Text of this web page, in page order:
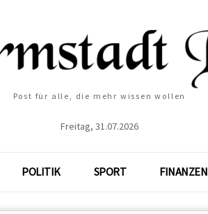
Post für alle, die mehr wissen wollen
Freitag, 31.07.2026
POLITIK SPORT FINANZEN